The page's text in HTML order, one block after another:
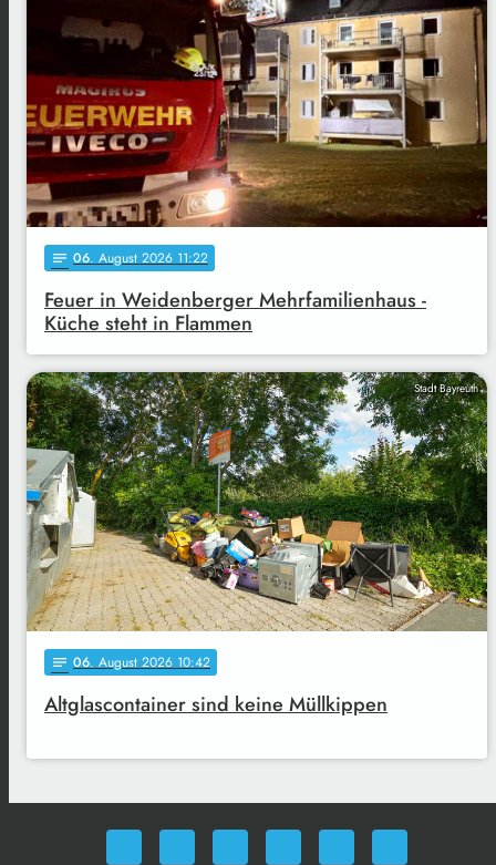
notes 06. August 2026 11:22
Feuer in Weidenberger Mehrfamilienhaus -
Küche steht in Flammen
Stadt Bayreuth
notes 06. August 2026 10:42
Altglascontainer sind keine Müllkippen